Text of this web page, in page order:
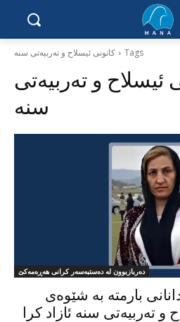
Tags کانونی ئیسلاح و تەربیەتی سنه
ئیسلاح و تەربیەتی
سنه
دەربازبوون لە دەستبەسەر کرانی هەڕەمەکێ
بارمتە بە شێوەی
و تەربیەتی سنە ئازاد کرا